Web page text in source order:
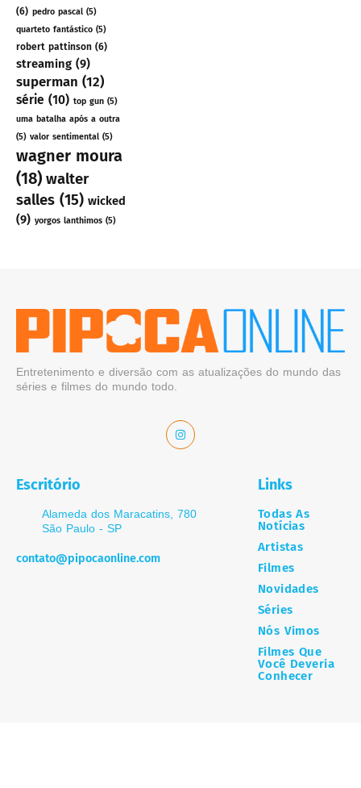
(6) pedro pascal (5)
quarteto fantástico (5)
robert pattinson (6)
streaming (9)
superman (12)
série (10) top gun (5)
uma batalha após a outra
(5) valor sentimental (5)
wagner moura
(18) walter
salles (15) wicked
(9) yorgos lanthimos (5)
Entretenimento e diversão com as atualizações do mundo das
séries e filmes do mundo todo.
Escritório
Alameda dos Maracatins, 780
São Paulo - SP
contato@pipocaonline.com
Links
Todas As
Notícias
Artistas
Filmes
Novidades
Séries
Nós Vimos
Filmes Que
Você Deveria
Conhecer